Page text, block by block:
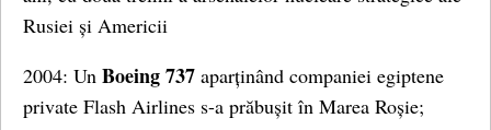
Rusiei și Americii
2004: Un Boeing 737 aparținând companiei egiptene
private Flash Airlines s-a prăbușit în Marea Roșie;